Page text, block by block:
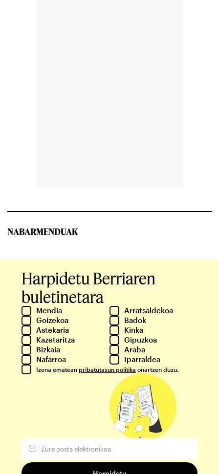
NABARMENDUAK
Harpidetu Berriaren
buletinetara
Mendia
Arratsaldekoa
Goizekoa
Badok
Astekaria
Kinka
Kazetaritza
Gipuzkoa
Bizkaia
Araba
Nafarroa
Iparraldea
Izena ematean pribatutasun politika onartzen duzu.